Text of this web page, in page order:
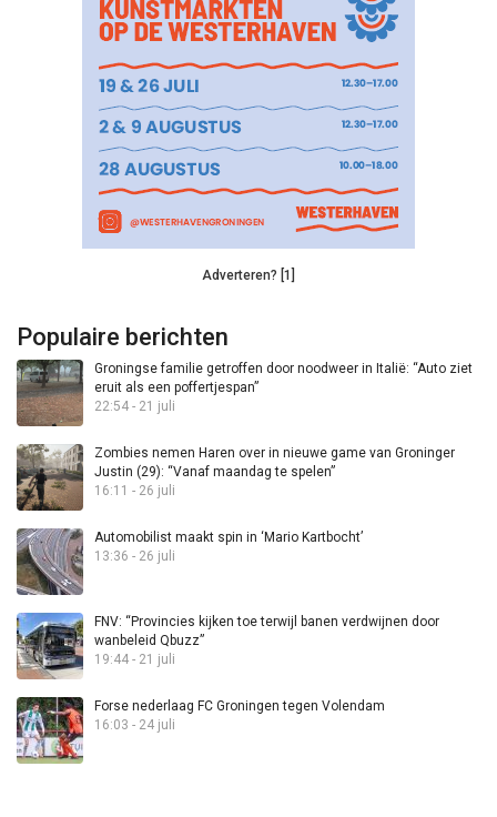
Adverteren? [1]
Populaire berichten
Groningse familie getroffen door noodweer in Italië: “Auto ziet
eruit als een poffertjespan”
22:54 - 21 juli
Zombies nemen Haren over in nieuwe game van Groninger
Justin (29): “Vanaf maandag te spelen”
16:11 - 26 juli
Automobilist maakt spin in ‘Mario Kartbocht’
13:36 - 26 juli
FNV: “Provincies kijken toe terwijl banen verdwijnen door
wanbeleid Qbuzz”
19:44 - 21 juli
Forse nederlaag FC Groningen tegen Volendam
16:03 - 24 juli